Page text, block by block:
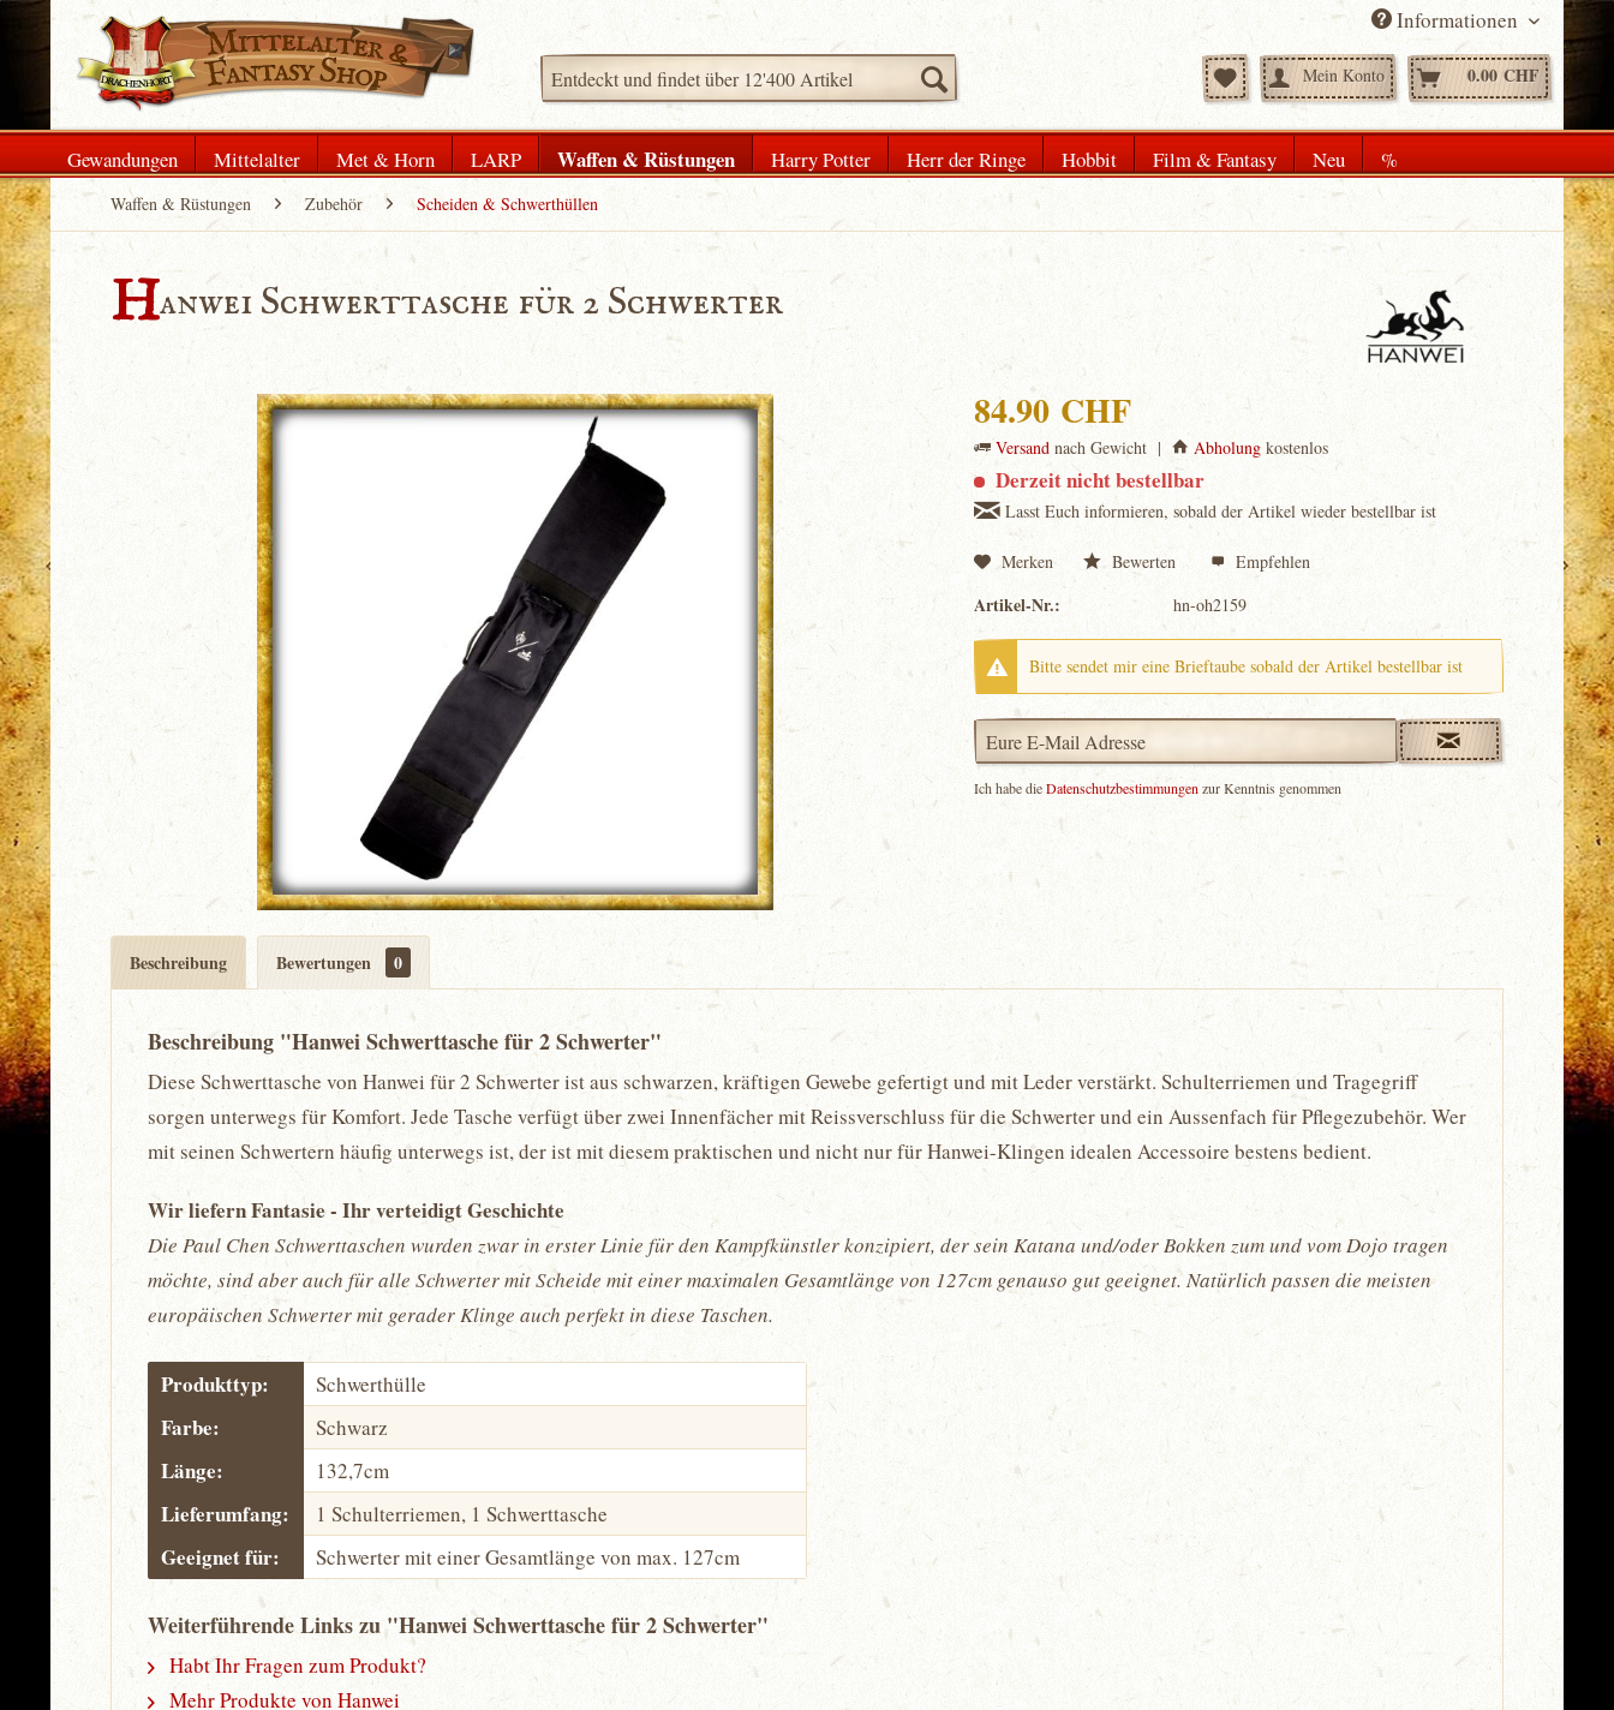
Informationen
Mein Konto 0.00 CHF
Gewandungen Mittelalter Met & Horn LARP Waffen & Rüstungen Harry Potter Herr der Ringe Hobbit Film & Fantasy Neu %
Waffen & Rüstungen Zubehör Scheiden & Schwerthüllen
Hanwei Schwerttasche für 2 Schwerter
84.90 CHF
Versand nach Gewicht | Abholung kostenlos
Derzeit nicht bestellbar
Lasst Euch informieren, sobald der Artikel wieder bestellbar ist
Merken Bewerten Empfehlen
Artikel-Nr.: hn-oh2159
Bitte sendet mir eine Brieftaube sobald der Artikel bestellbar ist
Ich habe dieDatenschutzbestimmungenzur Kenntnis genommen
Beschreibung Bewertungen 0
Beschreibung "Hanwei Schwerttasche für 2 Schwerter"
Diese Schwerttasche von Hanwei für 2 Schwerter ist aus schwarzen, kräftigen Gewebe gefertigt und mit Leder verstärkt. Schulterriemen und Tragegriff
sorgen unterwegs für Komfort. Jede Tasche verfügt über zwei Innenfächer mit Reissverschluss für die Schwerter und ein Aussenfach für Pflegezubehör. Wer
mit seinen Schwertern häufig unterwegs ist, der ist mit diesem praktischen und nicht nur für Hanwei-Klingen idealen Accessoire bestens bedient.
Wir liefern Fantasie - Ihr verteidigt Geschichte
Die Paul Chen Schwerttaschen wurden zwar in erster Linie für den Kampfkünstler konzipiert, der sein Katana und/oder Bokken zum und vom Dojo tragen
möchte, sind aber auch für alle Schwerter mit Scheide mit einer maximalen Gesamtlänge von 127cm genauso gut geeignet. Natürlich passen die meisten
europäischen Schwerter mit gerader Klinge auch perfekt in diese Taschen.
Produkttyp: Schwerthülle
Farbe: Schwarz
Länge: 132,7cm
Lieferumfang: 1 Schulterriemen, 1 Schwerttasche
Geeignet für: Schwerter mit einer Gesamtlänge von max. 127cm
Weiterführende Links zu "Hanwei Schwerttasche für 2 Schwerter"
Habt Ihr Fragen zum Produkt?
Mehr Produkte von Hanwei